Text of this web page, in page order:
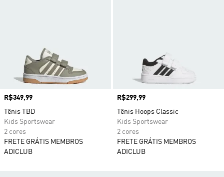
Preço
R$349,99
Tênis TBD
Kids Sportswear
2 cores
FRETE GRÁTIS MEMBROS
ADICLUB
Preço
R$299,99
Tênis Hoops Classic
Kids Sportswear
2 cores
FRETE GRÁTIS MEMBROS
ADICLUB